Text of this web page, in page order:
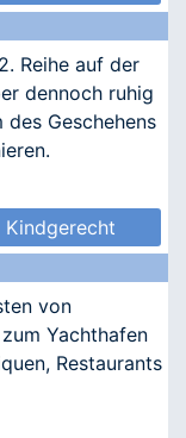
Reihe auf der
dennoch ruhig
Geschehens
von
Yachthafen
Restaurants